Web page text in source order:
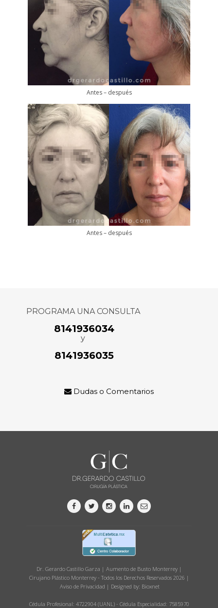
Antes – después
Antes – después
PROGRAMA UNA CONSULTA
8141936034
y
8141936035
Dudas o Comentarios
Dr. Gerardo Castillo Garza | Aumento de Busto Monterrey |
Cirujano Plástico Monterrey - Todos los Derechos Reservados 2026 |
Aviso de Privacidad | Designed by: Bioxnet
Cédula Profesional: 4722904 (UANL) - Cédula Especialidad: 7585970